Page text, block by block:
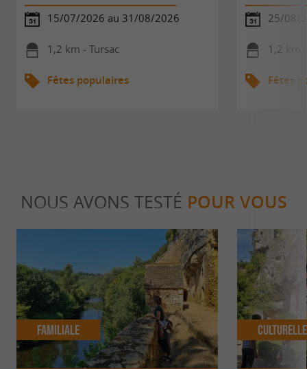
15/07/2026 au 31/08/2026
1,2 km - Tursac
Fêtes populaires
25/08/
1,2 km
Fêtes
NOUS AVONS TESTÉ POUR VOUS
Familiale Culturelle